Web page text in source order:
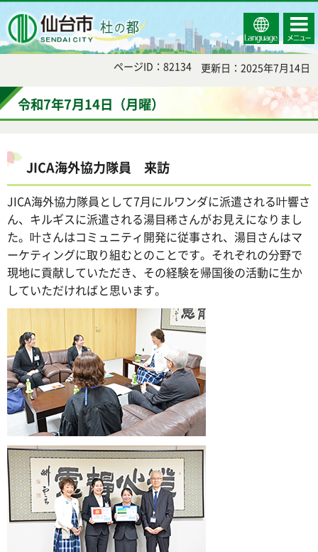
Select
Language
コンテ
ンツメ
ニュー
ページID：82134 更新日：2025年7月14日
令和7年7月14日（月曜）
JICA海外協力隊員 来訪
JICA海外協力隊員として7月にルワンダに派遣される叶響さ
ん、キルギスに派遣される湯目稀さんがお見えになりまし
た。叶さんはコミュニティ開発に従事され、湯目さんはマ
ーケティングに取り組むとのことです。それぞれの分野で
現地に貢献していただき、その経験を帰国後の活動に生か
していただければと思います。